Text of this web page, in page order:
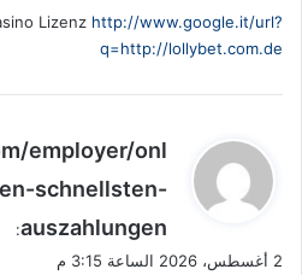
Lizenz http://www.google.it/url?
q=http://lollybet.com.de
ي
ل
employer/onl
schnellsten-
auszahlungen
:
2 أغسطس، 2026 الساعة 3:15 م